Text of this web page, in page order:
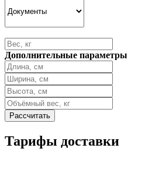
Дополнительные параметры
Тарифы доставки